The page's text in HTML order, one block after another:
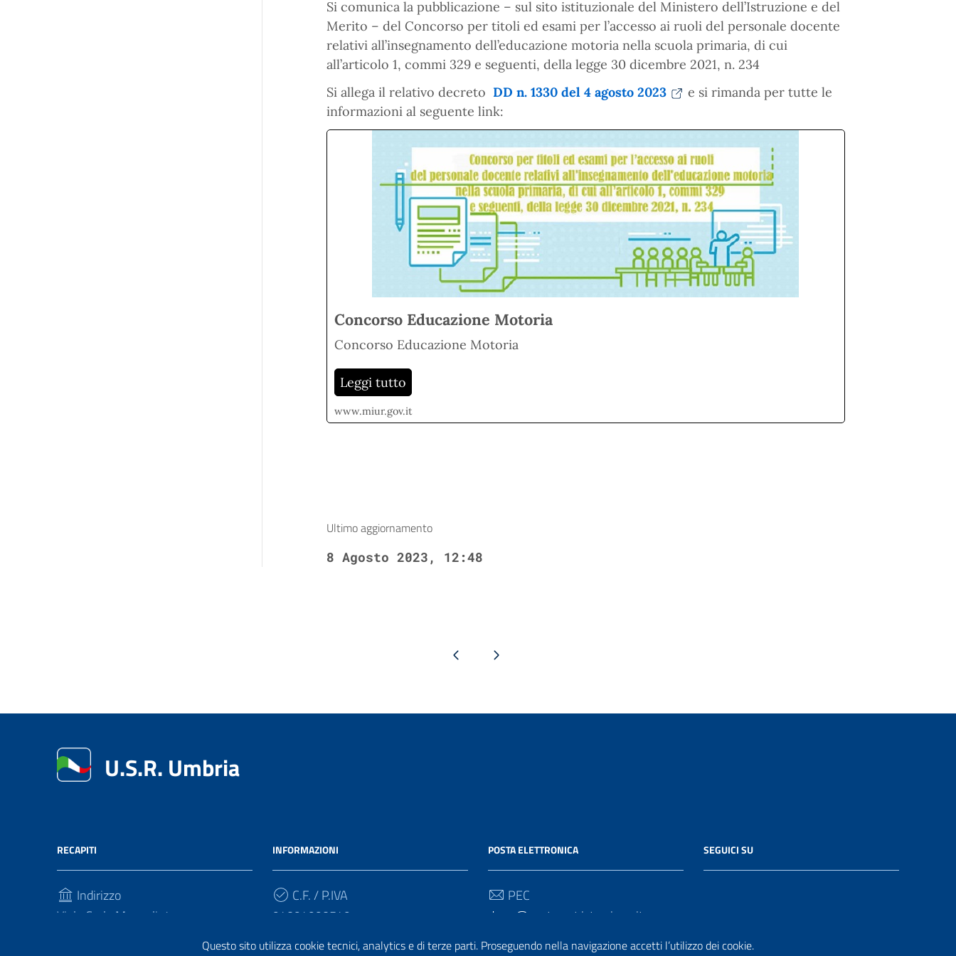
Questo sito utilizza cookie tecnici, analytics e di terze parti. Proseguendo nella navigazione accetti l’utilizzo dei cookie.
Si comunica la pubblicazione – sul sito istituzionale del Ministero dell’Istruzione e del
Merito – del Concorso per titoli ed esami per l’accesso ai ruoli del personale docente
relativi all’insegnamento dell’educazione motoria nella scuola primaria, di cui
all’articolo 1, commi 329 e seguenti, della legge 30 dicembre 2021, n. 234
Si allega il relativo decreto DD n. 1330 del 4 agosto 2023
e si rimanda per tutte le
informazioni al seguente link:
Concorso Educazione Motoria
Concorso Educazione Motoria
Leggi tutto
www.miur.gov.it
Ultimo aggiornamento
8 Agosto 2023, 12:48
Pagina precedentePagina successiva
U.S.R. Umbria
RECAPITI
Indirizzo
Viale Carlo Manuali, 4
INFORMAZIONI
C.F. / P.IVA
94094990549
Cod. Univoco
POSTA ELETTRONICA
PEC
drum@postacert.istruzione.it
Email
SEGUICI SU